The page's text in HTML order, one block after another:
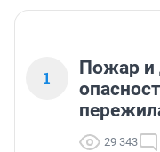
1
Пожар и
29 343